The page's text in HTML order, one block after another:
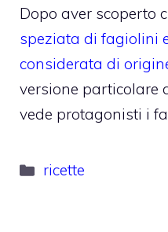
Dopo aver scoperto
speziata di fagiolini
considerata di
versione particolare
vede protagonisti i
Categorie
ricette